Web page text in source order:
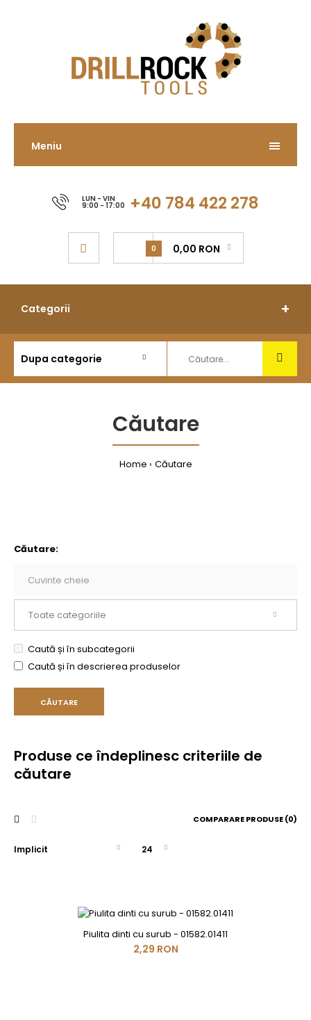
Meniu
LUN - VIN
9:00 - 17:00 +40 784 422 278
0 0,00 RON
Categorii
Căutare
Home Căutare
Căutare:
Caută și în subcategorii
Caută și în descrierea produselor
Produse ce îndeplinesc criteriile de
căutare
COMPARARE PRODUSE (0)
Piulita dinti cu surub - 01582.01411
2,29 RON